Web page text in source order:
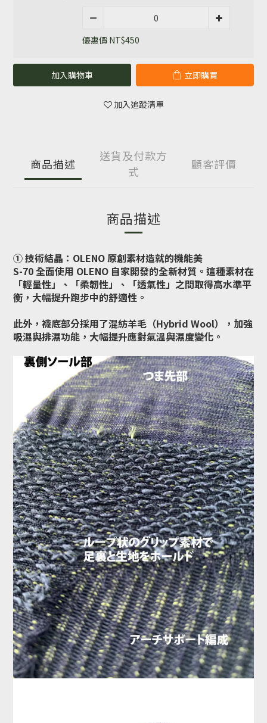
優惠價 NT$450
加入購物車 立即購買
加入追蹤清單
商品描述
送貨及付款方
式
顧客評價
商品描述
① 技術結晶：OLENO 原創素材造就的機能美
S-70 全面使用 OLENO 自家開發的全新材質。這種素材在
「輕量性」、「柔韌性」、「透氣性」之間取得高水準平
衡，大幅提升跑步中的舒適性。
此外，襪底部分採用了混紡羊毛（Hybrid Wool），加強
吸濕與排濕功能，大幅提升應對氣溫與濕度變化。